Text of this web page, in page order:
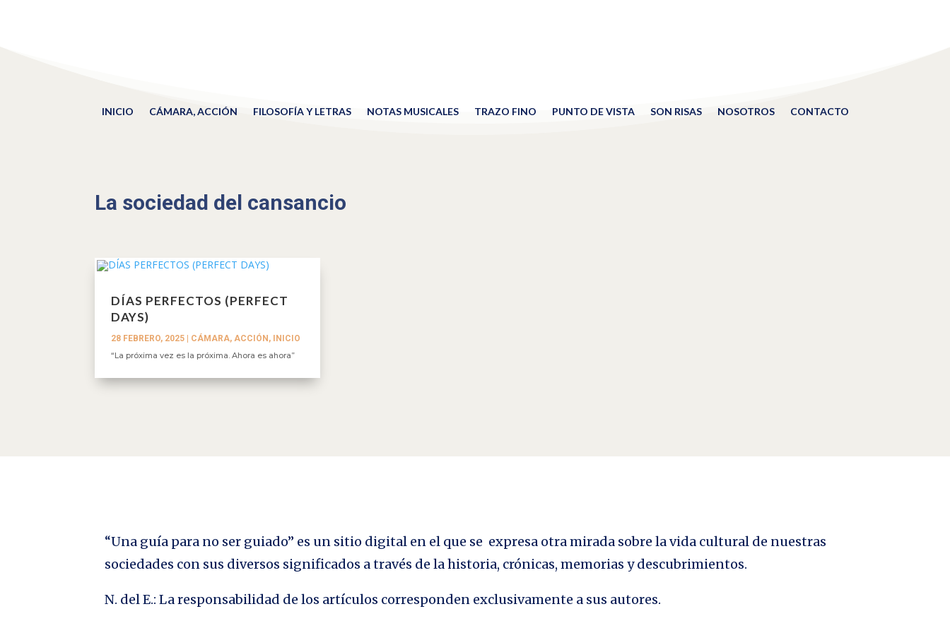
INICIO CÁMARA, ACCIÓN FILOSOFÍA Y LETRAS NOTAS MUSICALES TRAZO FINO PUNTO DE VISTA SON RISAS NOSOTROS CONTACTO
La sociedad del cansancio
DÍAS PERFECTOS (PERFECT
DAYS)
28 FEBRERO, 2025 CÁMARA, ACCIÓN ,
INICIO
“La próxima vez es la próxima. Ahora es ahora”
“Una guía para no ser guiado” es un sitio digital en el que se expresa otra mirada sobre la vida cultural de nuestras
sociedades con sus diversos significados a través de la historia, crónicas, memorias y descubrimientos.
N. del E.: La responsabilidad de los artículos corresponden exclusivamente a sus autores.